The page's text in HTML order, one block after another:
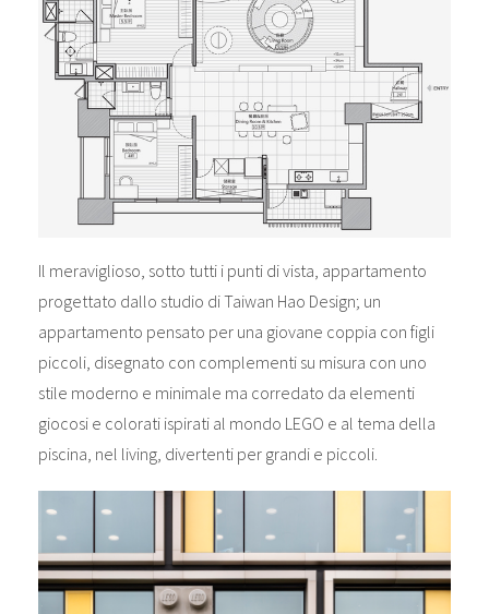
Il meraviglioso, sotto tutti i punti di vista, appartamento
progettato dallo studio di Taiwan Hao Design; un
appartamento pensato per una giovane coppia con figli
piccoli, disegnato con complementi su misura con uno
stile moderno e minimale ma corredato da elementi
giocosi e colorati ispirati al mondo LEGO e al tema della
piscina, nel living, divertenti per grandi e piccoli.